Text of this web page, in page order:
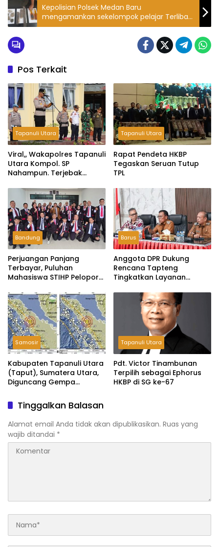
Kepolisian Polsek Medan Baru
mengamankan sekelompok pelajar Terlibat
Perkelahian
Pos Terkait
Tapanuli Utara
Viral,, Wakapolres Tapanuli
Utara Kompol. SP
Nahampun. Terjebak
Material, Akhirnya
Bermalam Bersama Warga
Tapanuli Utara
Rapat Pendeta HKBP
Tegaskan Seruan Tutup
TPL
Bandung
Perjuangan Panjang
Terbayar, Puluhan
Mahasiswa STIHP Pelopor
Skripsi
Barus
Anggota DPR Dukung
Rencana Tapteng
Tingkatkan Layanan
Rekrutmen TKI
Samosir
Kabupaten Tapanuli Utara
(Taput), Sumatera Utara,
Diguncang Gempa
Tapanuli Utara
Pdt. Victor Tinambunan
Terpilih sebagai Ephorus
HKBP di SG ke-67
Tinggalkan Balasan
Alamat email Anda tidak akan dipublikasikan. Ruas yang
wajib ditandai *